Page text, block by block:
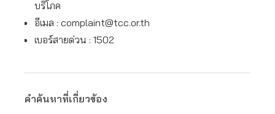
บริโภค
อีเมล : complaint@tcc.or.th
เบอร์สายด่วน : 1502
คำค้นหาที่เกี่ยวข้อง